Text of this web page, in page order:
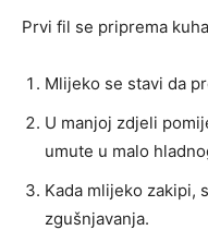
Prvi fil se priprema
Mlijeko se stavi da
U manjoj zdjeli
umute u malo
Kada mlijeko zakipi,
zgušnjavanja.